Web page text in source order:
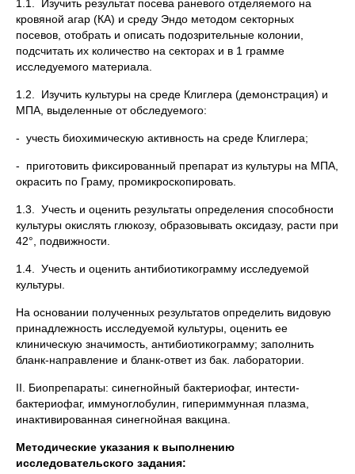
1.1. Изучить результат посева раневого отделяемого на
кровяной агар (КА) и среду Эндо методом секторных
посевов, отобрать и описать подозрительные колонии,
подсчитать их количество на секторах и в 1 грамме
исследуемого материала.
1.2. Изучить культуры на среде Клиглера (демонстрация) и
МПА, выделенные от обследуемого:
- учесть биохимическую активность на среде Клиглера;
- приготовить фиксированный препарат из культуры на МПА,
окрасить по Граму, промикроскопировать.
1.3. Учесть и оценить результаты определения способности
культуры окислять глюкозу, образовывать оксидазу, расти при
42°, подвижности.
1.4. Учесть и оценить антибиотикограмму исследуемой
культуры.
На основании полученных результатов определить видовую
принадлежность исследуемой культуры, оценить ее
клиническую значимость, антибиотикограмму; заполнить
бланк-направление и бланк-ответ из бак. лаборатории.
II. Биопрепараты: синегнойный бактериофаг, интести-
бактериофаг, иммуноглобулин, гипериммунная плазма,
инактивированная синегнойная вакцина.
Методические указания к выполнению
исследовательского задания: